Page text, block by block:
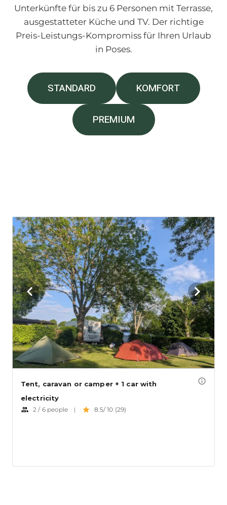
Unterkünfte für bis zu 6 Personen mit Terrasse,
ausgestatteter Küche und TV. Der richtige
Preis-Leistungs-Kompromiss für Ihren Urlaub
in Poses.
STANDARD KOMFORT
PREMIUM